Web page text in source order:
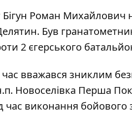
Роман Михайлович
Був
2 єгерського
вважався зниклим
Новоселівка Перша
час виконання бойового